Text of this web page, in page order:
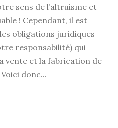
sens de l’altruisme et
! Cependant, il est
obligations juridiques
responsabilité) qui
vente et la fabrication de
donc...